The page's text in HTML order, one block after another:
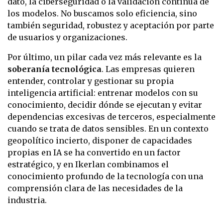
los modelos. No buscamos solo eficiencia, sino
también seguridad, robustez y aceptación por parte
de usuarios y organizaciones.
Por último, un pilar cada vez más relevante es la
soberanía tecnológica. Las empresas quieren
entender, controlar y gestionar su propia
inteligencia artificial: entrenar modelos con su
conocimiento, decidir dónde se ejecutan y evitar
dependencias excesivas de terceros, especialmente
cuando se trata de datos sensibles. En un contexto
geopolítico incierto, disponer de capacidades
propias en IA se ha convertido en un factor
estratégico, y en Ikerlan combinamos el
conocimiento profundo de la tecnología con una
comprensión clara de las necesidades de la
industria.